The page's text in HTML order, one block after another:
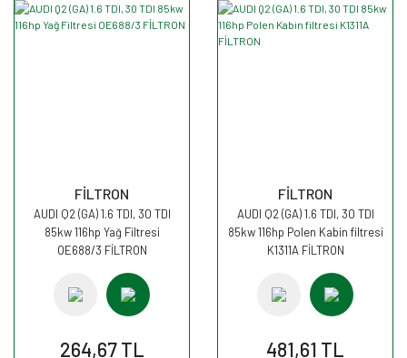
FİLTRON
AUDI Q2 (GA) 1.6 TDI, 30 TDI
85kw 116hp Yağ Filtresi
OE688/3 FİLTRON
264,67 TL
FİLTRON
AUDI Q2 (GA) 1.6 TDI, 30 TDI
85kw 116hp Polen Kabin filtresi
K1311A FİLTRON
481,61 TL